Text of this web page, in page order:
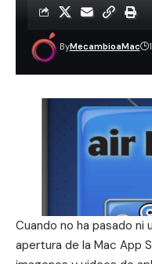
ByMecambioaMac
Cuando no ha pasado ni
apertura de la Mac App